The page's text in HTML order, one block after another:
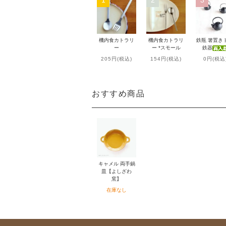
機内食カトラリ
ー
205円(税込)
機内食カトラリ
ー *スモール
154円(税込)
鉄瓶 箸置き
鉄器
0円(税
おすすめ商品
キャメル 両手鍋
皿【よしざわ
窯】
在庫なし